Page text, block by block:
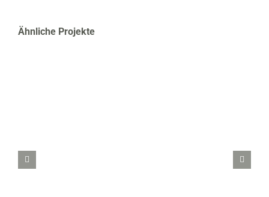
Ähnliche Projekte